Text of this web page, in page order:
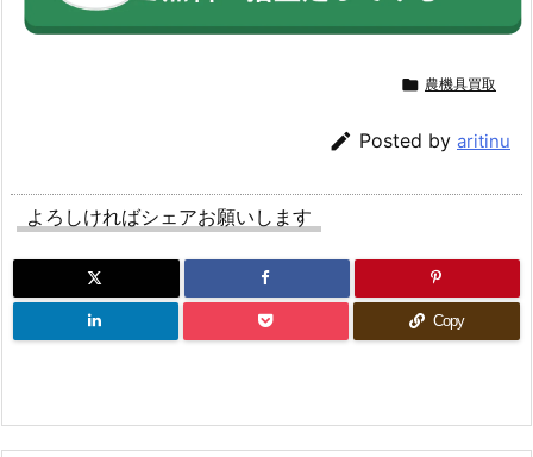
 農機具買取
 Posted by aritinu
よろしければシェアお願いします
Copy